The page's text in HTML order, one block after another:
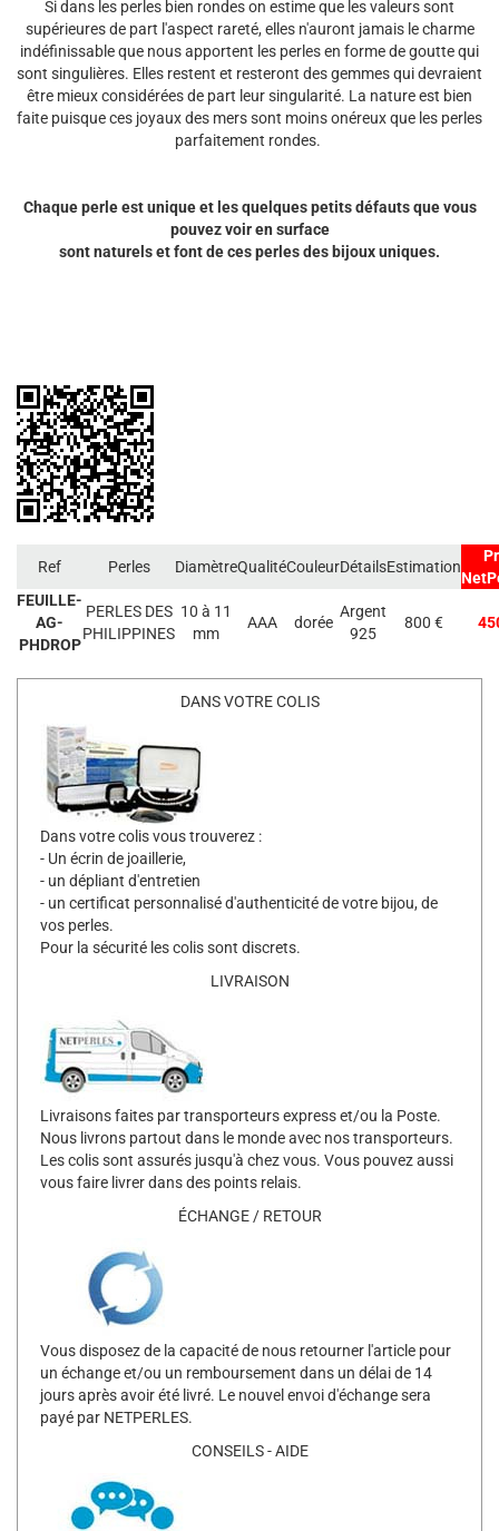
Si dans les perles bien rondes on estime que les valeurs sont
supérieures de part l'aspect rareté, elles n'auront jamais le charme
indéfinissable que nous apportent les perles en forme de goutte qui
sont singulières. Elles restent et resteront des gemmes qui devraient
être mieux considérées de part leur singularité. La nature est bien
faite puisque ces joyaux des mers sont moins onéreux que les perles
parfaitement rondes.
Chaque perle est unique et les quelques petits défauts que vous
pouvez voir en surface
sont naturels et font de ces perles des bijoux uniques.
Ref Perles DiamètreQualitéCouleurDétailsEstimation
FEUILLE-
AG-
PHDROP
PERLES DES
PHILIPPINES
10 à 11
mm
AAA dorée
Argent
925
800 €
DANS VOTRE COLIS
Dans votre colis vous trouverez :
- Un écrin de joaillerie,
- un dépliant d'entretien
- un certificat personnalisé d'authenticité de votre bijou, de
vos perles.
Pour la sécurité les colis sont discrets.
LIVRAISON
Livraisons faites par transporteurs express et/ou la Poste.
Nous livrons partout dans le monde avec nos transporteurs.
Les colis sont assurés jusqu'à chez vous. Vous pouvez aussi
vous faire livrer dans des points relais.
ÉCHANGE / RETOUR
Vous disposez de la capacité de nous retourner l'article pour
un échange et/ou un remboursement dans un délai de 14
jours après avoir été livré. Le nouvel envoi d'échange sera
payé par NETPERLES.
CONSEILS - AIDE